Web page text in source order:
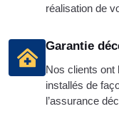
réalisation de
Garantie
Nos clients ont
installés de
l’assurance